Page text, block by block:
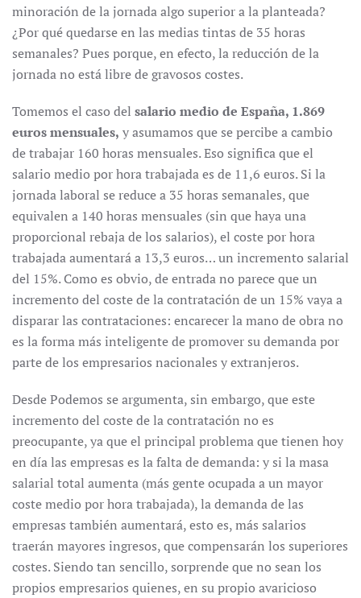
minoración de la jornada algo superior a la planteada?
¿Por qué quedarse en las medias tintas de 35 horas
semanales? Pues porque, en efecto, la reducción de la
jornada no está libre de gravosos costes.
Tomemos el caso del salario medio de España, 1.869
euros mensuales, y asumamos que se percibe a cambio
de trabajar 160 horas mensuales. Eso significa que el
salario medio por hora trabajada es de 11,6 euros. Si la
jornada laboral se reduce a 35 horas semanales, que
equivalen a 140 horas mensuales (sin que haya una
proporcional rebaja de los salarios), el coste por hora
trabajada aumentará a 13,3 euros… un incremento salarial
del 15%. Como es obvio, de entrada no parece que un
incremento del coste de la contratación de un 15% vaya a
disparar las contrataciones: encarecer la mano de obra no
es la forma más inteligente de promover su demanda por
parte de los empresarios nacionales y extranjeros.
Desde Podemos se argumenta, sin embargo, que este
incremento del coste de la contratación no es
preocupante, ya que el principal problema que tienen hoy
en día las empresas es la falta de demanda: y si la masa
salarial total aumenta (más gente ocupada a un mayor
coste medio por hora trabajada), la demanda de las
empresas también aumentará, esto es, más salarios
traerán mayores ingresos, que compensarán los superiores
costes. Siendo tan sencillo, sorprende que no sean los
propios empresarios quienes, en su propio avaricioso